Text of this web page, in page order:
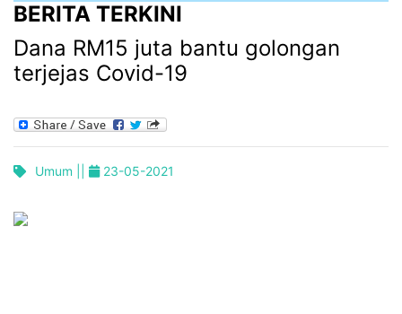
BERITA TERKINI
Dana RM15 juta bantu golongan
terjejas Covid-19
Umum || 23-05-2021